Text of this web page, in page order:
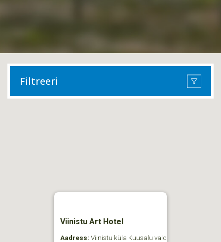
Filtreeri
Viinistu Art Hotel
Aadress: Viinistu küla Kuusalu vald